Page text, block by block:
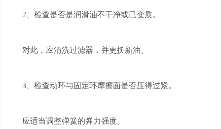
2、检查是否是润滑油不干净或已变质。
对此，应清洗过滤器，并更换新油。
3、检查动环与固定环摩擦面是否压得过紧。
应适当调整弹簧的弹力强度。